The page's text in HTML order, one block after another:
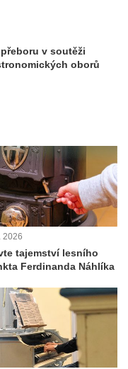
v soutěži
oborů
2026
tajemství lesního
Ferdinanda Náhlíka